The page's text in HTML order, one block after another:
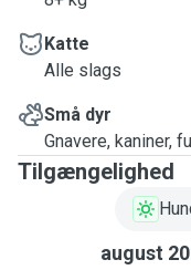
Katte
Alle slags
Små dyr
Gnavere, kaniner,
Tilgængelighed
august